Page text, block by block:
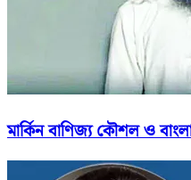
মার্কিন বাণিজ্য কৌশল ও